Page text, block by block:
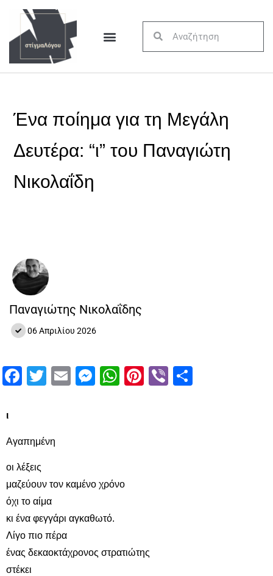
Ένα ποίημα για τη Μεγάλη
Δευτέρα: “ι” του Παναγιώτη
Νικολαΐδη
Παναγιώτης Νικολαΐδης
06 Απριλίου 2026
Facebook
Twitter
EmailMessenger
WhatsApp
Pinterest
Viber
ι
Αγαπημένη
οι λέξεις
μαζεύουν τον καμένο χρόνο
όχι το αίμα
κι ένα φεγγάρι αγκαθωτό.
Λίγο πιο πέρα
ένας δεκαοκτάχρονος στρατιώτης
στέκει